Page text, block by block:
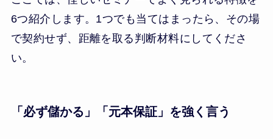
6つ紹介します。1つでも当てはまったら、その場
で契約せず、距離を取る判断材料にしてくださ
い。
「必ず儲かる」「元本保証」を強く言う